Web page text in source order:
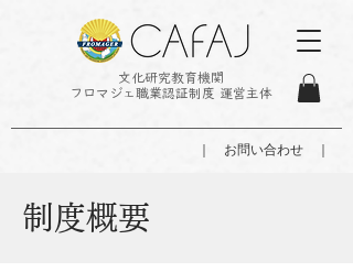
｜ お問い合わせ ｜
文化研究教育機関
フロマジェ職業認証制度 運営主体
制度概要